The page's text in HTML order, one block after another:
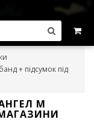
+ підсумок під
М